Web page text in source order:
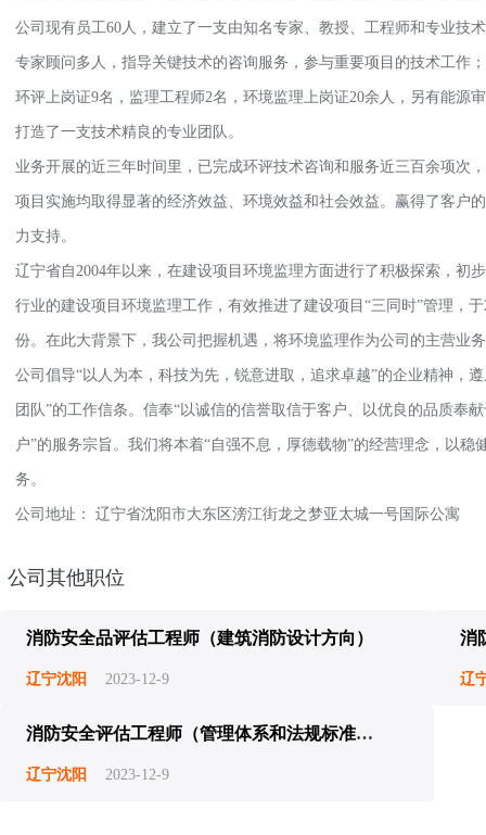
公司现有员工60人，建立了一支由知名专家、教授、工程师和专业技
专家顾问多人，指导关键技术的咨询服务，参与重要项目的技术工作
环评上岗证9名，监理工程师2名，环境监理上岗证20余人，另有能源
打造了一支技术精良的专业团队。
业务开展的近三年时间里，已完成环评技术咨询和服务近三百余项次
项目实施均取得显著的经济效益、环境效益和社会效益。赢得了客户
力支持。
辽宁省自2004年以来，在建设项目环境监理方面进行了积极探索，初
行业的建设项目环境监理工作，有效推进了建设项目“三同时”管理，
份。在此大背景下，我公司把握机遇，将环境监理作为公司的主营业
公司倡导“以人为本，科技为先，锐意进取，追求卓越”的企业精神，
团队”的工作信条。信奉“以诚信的信誉取信于客户、以优良的品质奉
户”的服务宗旨。我们将本着“自强不息，厚德载物”的经营理念，以
务。
公司地址： 辽宁省沈阳市大东区滂江街龙之梦亚太城一号国际公寓
公司其他职位
消防安全品评估工程师（建筑消防设计方向）
辽宁沈阳 2023-12-9 辽
消防安全评估工程师（管理体系和法规标准方向）
辽宁沈阳 2023-12-9